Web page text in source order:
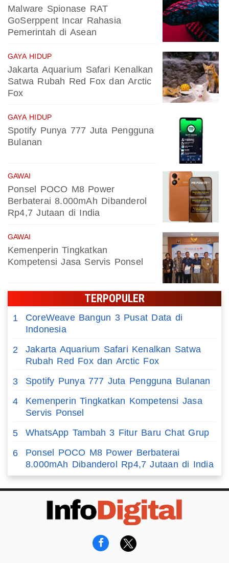
Malware Spionase RAT
GoSerppent Incar Rahasia
Pemerintah di Asean
GAYA HIDUP
Jakarta Aquarium Safari Kenalkan
Satwa Rubah Red Fox dan Arctic
Fox
GAYA HIDUP
Spotify Punya 777 Juta Pengguna
Bulanan
GAWAI
Ponsel POCO M8 Power
Berbaterai 8.000mAh Dibanderol
Rp4,7 Jutaan di India
GAWAI
Kemenperin Tingkatkan
Kompetensi Jasa Servis Ponsel
TERPOPULER
1
CoreWeave Bangun 3 Pusat Data di
Indonesia
2
Jakarta Aquarium Safari Kenalkan Satwa
Rubah Red Fox dan Arctic Fox
3
Spotify Punya 777 Juta Pengguna Bulanan
4
Kemenperin Tingkatkan Kompetensi Jasa
Servis Ponsel
5
WhatsApp Tambah 3 Fitur Baru Chat Grup
6
Ponsel POCO M8 Power Berbaterai
8.000mAh Dibanderol Rp4,7 Jutaan di India